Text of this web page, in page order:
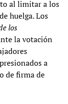
al limitar a los
huelga. Los
los
la votación
a
de firma de